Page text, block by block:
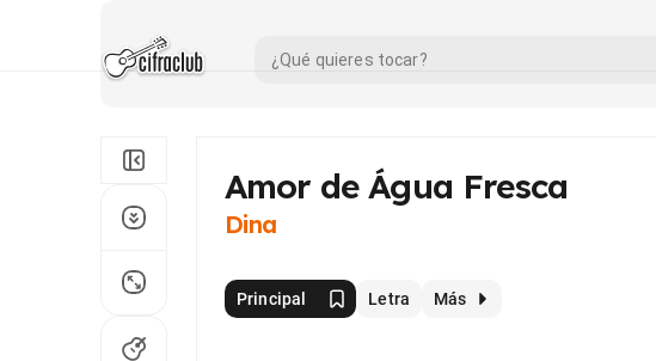
Amor de Água Fresca
Dina
Principal Letra Más